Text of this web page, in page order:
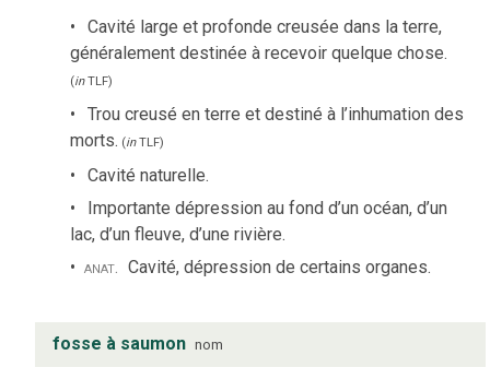
Cavité large et profonde creusée dans la terre,
généralement destinée à recevoir quelque chose.
(inTLF)
Trou creusé en terre et destiné à l’inhumation des
morts. (inTLF)
Cavité naturelle.
Importante dépression au fond d’un océan, d’un
lac, d’un fleuve, d’une rivière.
anat. Cavité, dépression de certains organes.
fosse à saumon nom